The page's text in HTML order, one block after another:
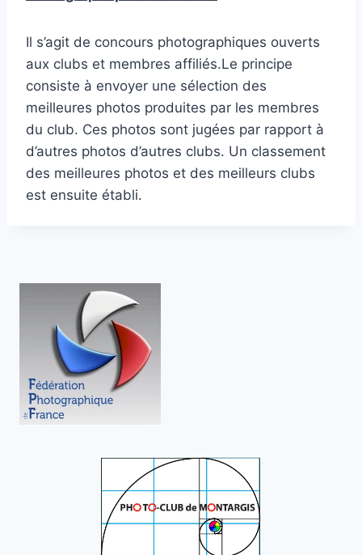
Il s’agit de concours photographiques ouverts
aux clubs et membres affiliés.Le principe
consiste à envoyer une sélection des
meilleures photos produites par les membres
du club. Ces photos sont jugées par rapport à
d’autres photos d’autres clubs. Un classement
des meilleures photos et des meilleurs clubs
est ensuite établi.